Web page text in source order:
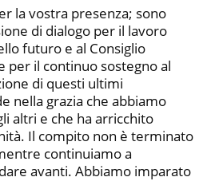
la vostra presenza; sono
di dialogo per il lavoro
futuro e al Consiglio
per il continuo sostegno al
di questi ultimi
nella grazia che abbiamo
altri e che ha arricchito
Il compito non è terminato
continuiamo a
avanti. Abbiamo imparato